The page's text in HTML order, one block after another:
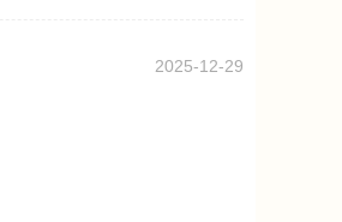
2025-12-29